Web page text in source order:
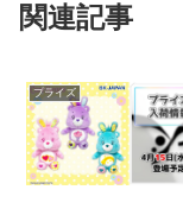
関連記事
プライズ